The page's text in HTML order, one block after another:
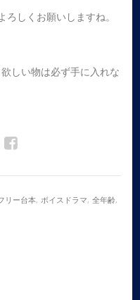
ろしくお願いしますね。
しい物は必ず手に入れな
リー台本, ボイスドラマ, 全年齢,